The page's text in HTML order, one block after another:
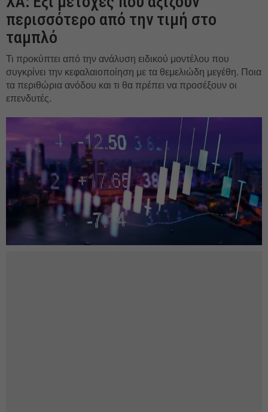
περισσότερο από την τιμή στο
ταμπλό
Τι προκύπτει από την ανάλυση ειδικού μοντέλου που
συγκρίνει την κεφαλαιοποίηση με τα θεμελιώδη μεγέθη. Ποια
τα περιθώρια ανόδου και τι θα πρέπει να προσέξουν οι
επενδυτές.